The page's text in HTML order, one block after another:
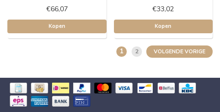
€66,07
Kopen
€33,02
Kopen
1 2 VOLGENDE VORIGE